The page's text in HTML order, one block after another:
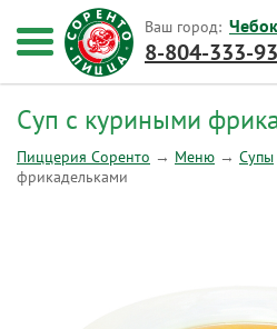
Суп с куриными
Пиццерия Соренто → Меню → Супы
фрикадельками
Ваш город:
8-804-333-